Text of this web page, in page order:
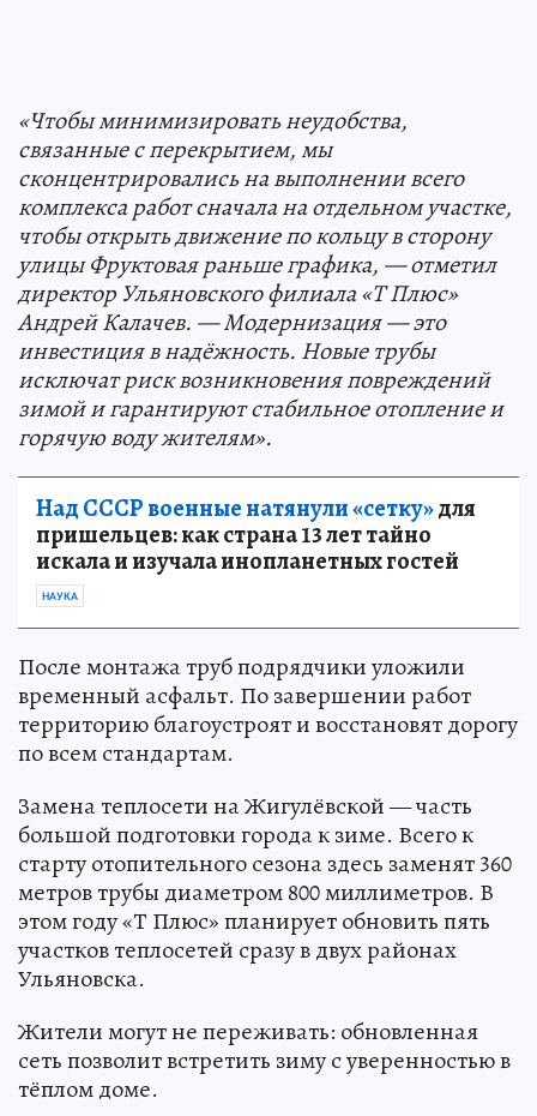
«Чтобы минимизировать неудобства,
связанные с перекрытием, мы
сконцентрировались на выполнении всего
комплекса работ сначала на отдельном участке,
чтобы открыть движение по кольцу в сторону
улицы Фруктовая раньше графика, — отметил
директор Ульяновского филиала «Т Плюс»
Андрей Калачев. — Модернизация — это
инвестиция в надёжность. Новые трубы
исключат риск возникновения повреждений
зимой и гарантируют стабильное отопление и
горячую воду жителям».
Над СССР военные натянули «сетку»для
пришельцев: как страна 13 лет тайно
искала и изучала инопланетных гостей
НАУКА
После монтажа труб подрядчики уложили
временный асфальт. По завершении работ
территорию благоустроят и восстановят дорогу
по всем стандартам.
Замена теплосети на Жигулёвской — часть
большой подготовки города к зиме. Всего к
старту отопительного сезона здесь заменят 360
метров трубы диаметром 800 миллиметров. В
этом году «Т Плюс» планирует обновить пять
участков теплосетей сразу в двух районах
Ульяновска.
Жители могут не переживать: обновленная
сеть позволит встретить зиму с уверенностью в
тёплом доме.